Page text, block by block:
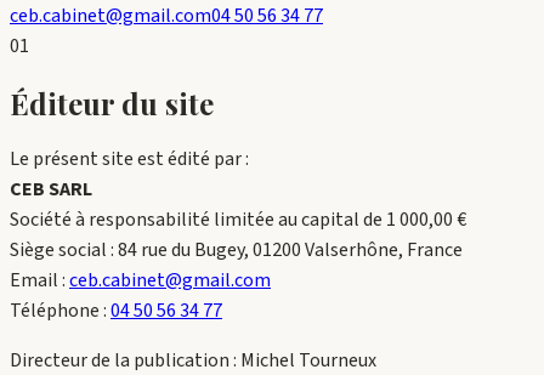
ceb.cabinet@gmail.com04 50 56 34 77
01
Éditeur du site
Le présent site est édité par :
CEB SARL
Société à responsabilité limitée au capital de 1 000,00 €
Siège social :84 rue du Bugey, 01200 Valserhône, France
Email :ceb.cabinet@gmail.com
Téléphone :04 50 56 34 77
Directeur de la publication : Michel Tourneux